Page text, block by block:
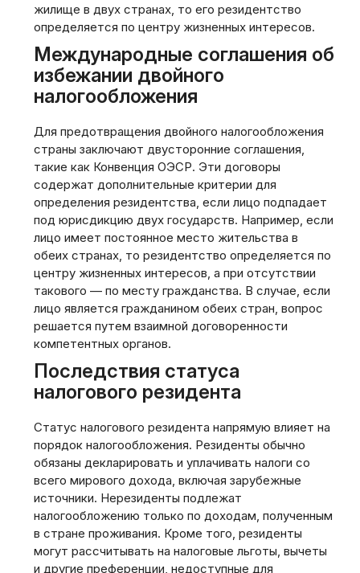
жилище в двух странах, то его резидентство
определяется по центру жизненных интересов.
Международные соглашения об
избежании двойного
налогообложения
Для предотвращения двойного налогообложения
страны заключают двусторонние соглашения,
такие как Конвенция ОЭСР. Эти договоры
содержат дополнительные критерии для
определения резидентства, если лицо подпадает
под юрисдикцию двух государств. Например, если
лицо имеет постоянное место жительства в
обеих странах, то резидентство определяется по
центру жизненных интересов, а при отсутствии
такового — по месту гражданства. В случае, если
лицо является гражданином обеих стран, вопрос
решается путем взаимной договоренности
компетентных органов.
Последствия статуса
налогового резидента
Статус налогового резидента напрямую влияет на
порядок налогообложения. Резиденты обычно
обязаны декларировать и уплачивать налоги со
всего мирового дохода, включая зарубежные
источники. Нерезиденты подлежат
налогообложению только по доходам, полученным
в стране проживания. Кроме того, резиденты
могут рассчитывать на налоговые льготы, вычеты
и другие преференции, недоступные для